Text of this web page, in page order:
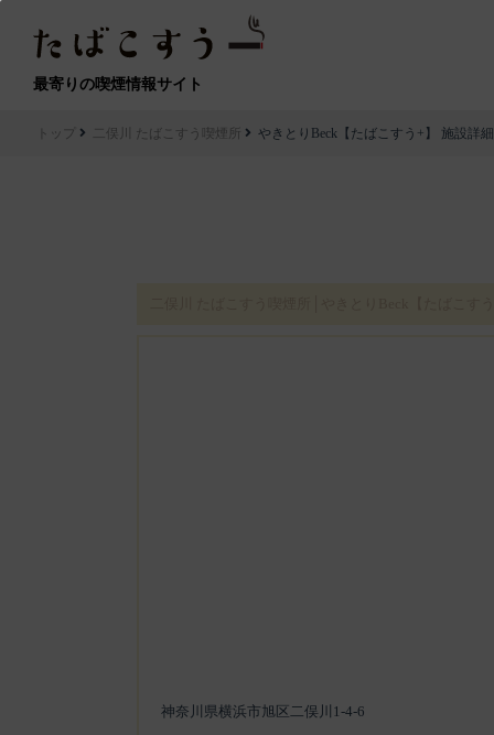
最寄りの喫煙情報サイト
トップ 二俣川 たばこすう喫煙所 やきとりBeck【たばこすう+】 施設詳細
神奈川県横浜市旭区二俣川1-4-6